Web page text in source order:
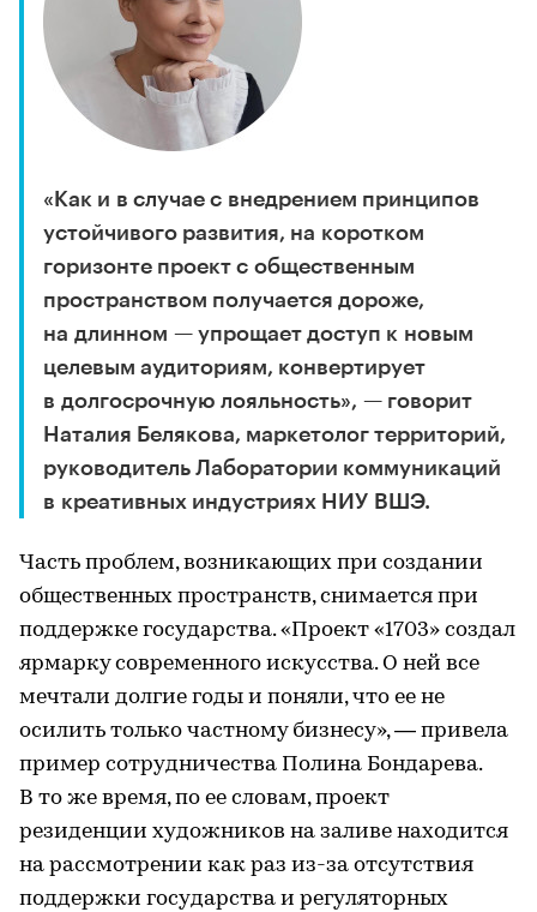
«Как и в случае с внедрением принципов
устойчивого развития, на коротком
горизонте проект с общественным
пространством получается дороже,
на длинном — упрощает доступ к новым
целевым аудиториям, конвертирует
в долгосрочную лояльность», — говорит
Наталия Белякова, маркетолог территорий,
руководитель Лаборатории коммуникаций
в креативных индустриях НИУ ВШЭ.
Часть проблем, возникающих при создании
общественных пространств, снимается при
поддержке государства. «Проект «1703» создал
ярмарку современного искусства. О ней все
мечтали долгие годы и поняли, что ее не
осилить только частному бизнесу», — привела
пример сотрудничества Полина Бондарева.
В то же время, по ее словам, проект
резиденции художников на заливе находится
на рассмотрении как раз из-за отсутствия
поддержки государства и регуляторных